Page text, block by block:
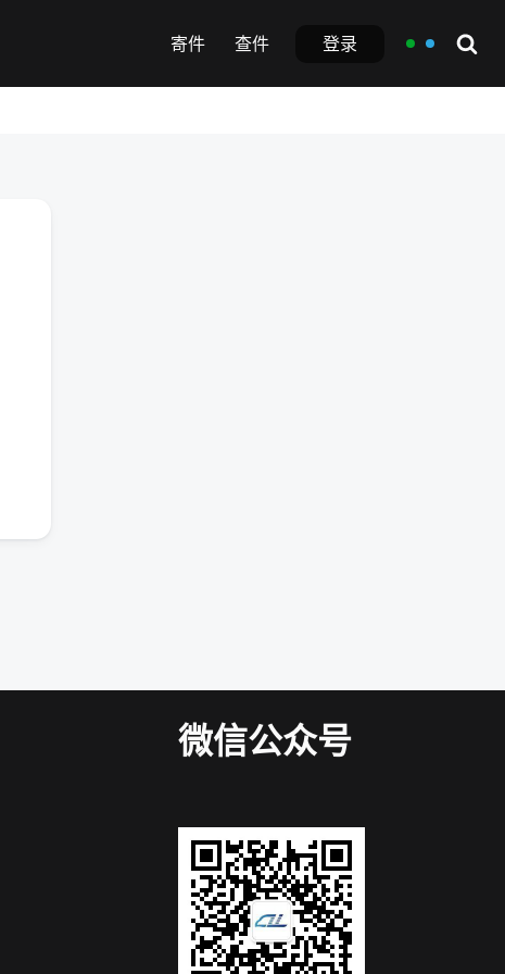
寄件 查件 登录
微信公众号